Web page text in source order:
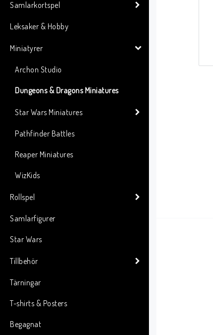
Samlarkortspel
Leksaker & Hobby
Miniatyrer
Archon Studio
Dungeons & Dragons Miniatures
Star Wars Miniatures
Pathfinder Battles
Reaper Miniatures
WizKids
Rollspel
Samlarfigurer
Star Wars
Tillbehör
Tärningar
T-shirts & Posters
Begagnat